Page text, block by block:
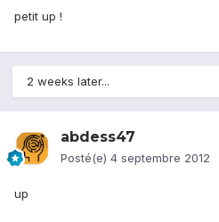
petit up !
2 weeks later...
abdess47
Posté(e) 4 septembre 2012
up